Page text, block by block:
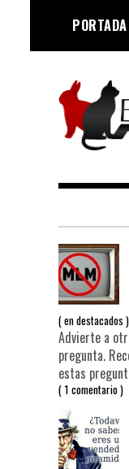
contenido
PORTADA
endestacados
Advierte a
pregunta.
estas
1 comentario